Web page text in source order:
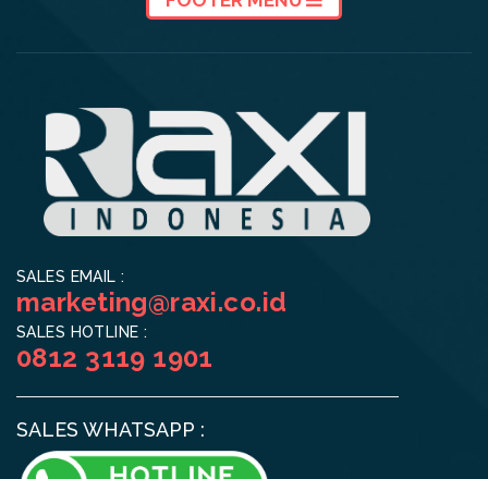
SALES EMAIL :
marketing@raxi.co.id
SALES HOTLINE :
0812 3119 1901
SALES WHATSAPP :